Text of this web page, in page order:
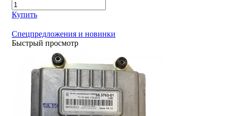
Купить
Спецпредложения и новинки
Быстрый просмотр